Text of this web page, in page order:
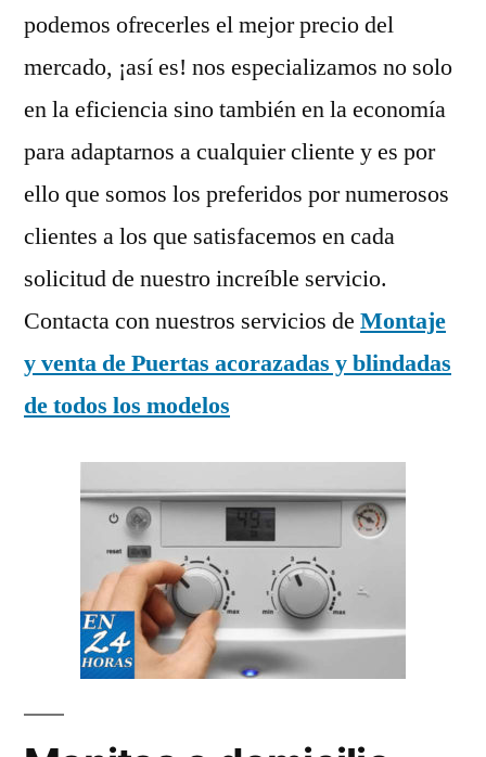
podemos ofrecerles el mejor precio del
mercado, ¡así es! nos especializamos no solo
en la eficiencia sino también en la economía
para adaptarnos a cualquier cliente y es por
ello que somos los preferidos por numerosos
clientes a los que satisfacemos en cada
solicitud de nuestro increíble servicio.
Contacta con nuestros servicios de Montaje
y venta de Puertas acorazadas y blindadas
de todos los modelos